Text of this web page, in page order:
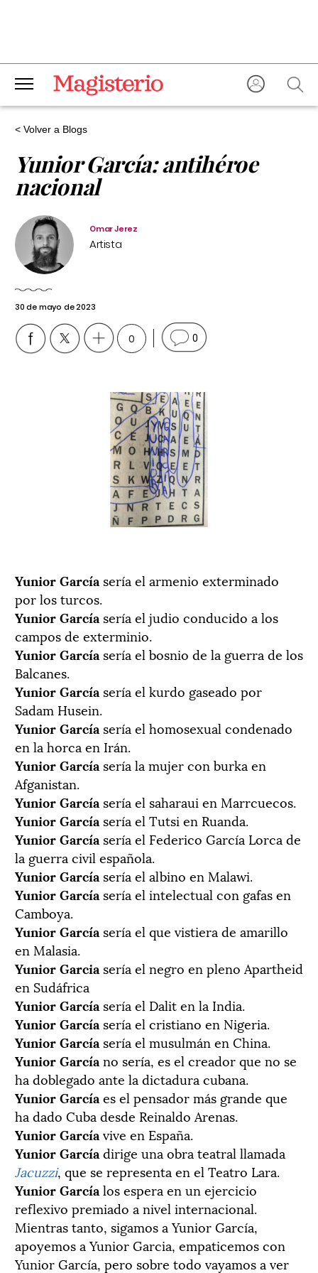
< Volver a Blogs
Yunior García: antihéroe
nacional
Omar Jerez
Artista
30 de mayo de 2023
0 0
Yunior García sería el armenio exterminado
por los turcos.
Yunior García sería el judio conducido a los
campos de exterminio.
Yunior García sería el bosnio de la guerra de los
Balcanes.
Yunior García sería el kurdo gaseado por
Sadam Husein.
Yunior García sería el homosexual condenado
en la horca en Irán.
Yunior García sería la mujer con burka en
Afganistan.
Yunior García sería el saharaui en Marrcuecos.
Yunior García sería el Tutsi en Ruanda.
Yunior García sería el Federico García Lorca de
la guerra civil española.
Yunior García sería el albino en Malawi.
Yunior García sería el intelectual con gafas en
Camboya.
Yunior García sería el que vistiera de amarillo
en Malasia.
Yunior Garcia sería el negro en pleno Apartheid
en Sudáfrica
Yunior García sería el Dalit en la India.
Yunior García sería el cristiano en Nigeria.
Yunior García sería el musulmán en China.
Yunior García no sería, es el creador que no se
ha doblegado ante la dictadura cubana.
Yunior García es el pensador más grande que
ha dado Cuba desde Reinaldo Arenas.
Yunior García vive en España.
Yunior García dirige una obra teatral llamada
Jacuzzi, que se representa en el Teatro Lara.
Yunior García los espera en un ejercicio
reflexivo premiado a nivel internacional.
Mientras tanto, sigamos a Yunior García,
apoyemos a Yunior Garcia, empaticemos con
Yunior García, pero sobre todo vayamos a ver